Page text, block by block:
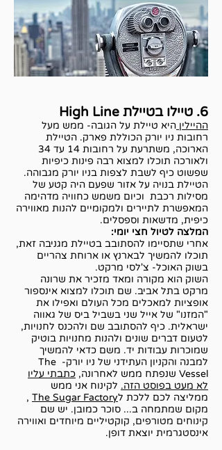
6. טיילו בטיילת High Line
ההיילין היא טיילת על הגובה- ממש מעל
רחובות ניו יורק הכוללת פארק. הטיילת
הארוכה, משתרעת על רחובות 14 עד 34
ולאורכה תוכלו למצוא רבה פינות כיפיות
שפשוט כיף לשבת לצפות בניו יורק מגבוהה.
הטיילת בנויה על אזור שפעם היה קטע של
מסילות רכבת וכיום משמש כחוויה מדהימה
המאפשרת לתיירים ולמקומיים להנות מאווירה
כיפית, מדשאות וספסלים.
המלצה לטיול חצי יומי:
אחרי שתסיימו להסתובב בטיילת מגניבה זאת,
תוכלו להמשיך לבארנץ או ארוחת צהריים
בשוק האוכל- צ'לסי מרקט.
השוק הוא מקורה ומאד מזכיר את שרונה
מרקט בתל אביב. שם תוכלו למצוא אינספור
אופציות למאכלים מכל העולם ואפילו את
"המזנו" של אייל שני בשביל ביס של גאווה
ישראלית. כיף להסתובב שם ולהכנס לחנויות,
לטעום דברים שונים ולהנות מחנויות בוטיק
שמוכרות עבודות יד. משם כדאי להמשיך
למבנה והקניון העתידני של ניו יורק- The
Vessel שנפתח ממש לאחרונה,
כתבתי עליו
לא מעט בפוסט הזה. לקינוח אני ממש
ממליצה לכם ללכת לThe Sugar Factory
,
מקום שמתמחה ב... סוכר כמובן. יש שם
קינוחים מטורפים, קוקטיליים מיוחדים ואווירה
אינסטגרמית יוצאת דופן.